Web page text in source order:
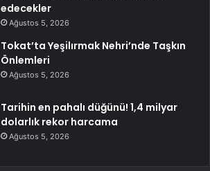
edecekler
Ağustos 5, 2026
Tokat’ta Yeşilırmak Nehri’nde Taşkın
Önlemleri
Ağustos 5, 2026
Tarihin en pahalı düğünü! 1,4 milyar
dolarlık rekor harcama
Ağustos 5, 2026